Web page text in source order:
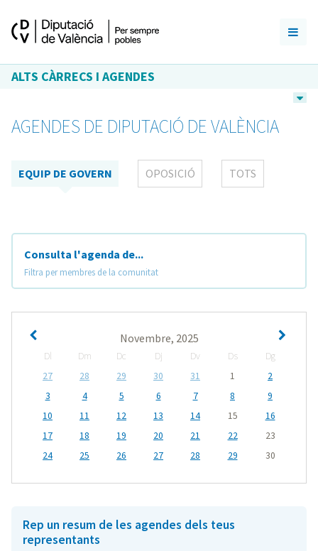
ALTS CÀRRECS I AGENDES
AGENDES DE DIPUTACIÓ DE VALÈNCIA
EQUIP DE GOVERN OPOSICIÓ TOTS
Consulta l'agenda de...
Filtra per membres de la comunitat
Novembre, 2025
Dl Dm Dc Dj Dv Ds
Dg
27
28 29 30 31 1
2
3
4 5 6 7 8
9
10
11 12 13 14 15
16
17
18 19 20 21 22
23
24
25 26 27 28 29 30
Rep un resum de les agendes dels teus
representants